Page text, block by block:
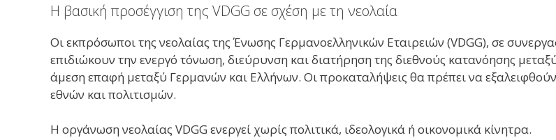
Η βασική προσέγγιση της VDGG σε σχέση με τη νεολαία
Οι εκπρόσωποι της νεολαίας της Ένωσης Γερμανοελληνικών Εταιρειών (VDGG), σε
επιδιώκουν την ενεργό τόνωση, διεύρυνση και διατήρηση της διεθνούς κατανόησης
άμεση επαφή μεταξύ Γερμανών και Ελλήνων. Οι προκαταλήψεις θα πρέπει να
εθνών και πολιτισμών.
Η οργάνωση νεολαίας VDGG ενεργεί χωρίς πολιτικά, ιδεολογικά ή οικονομικά κίνητρα.